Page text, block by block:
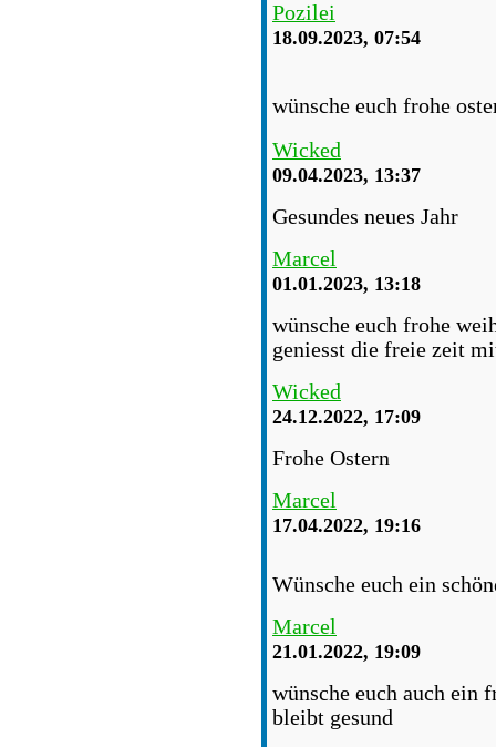
Pozilei
18.09.2023, 07:54
wünsche euch frohe
Wicked
09.04.2023, 13:37
Gesundes neues Jahr
Marcel
01.01.2023, 13:18
wünsche euch frohe
geniesst die freie zeit
Wicked
24.12.2022, 17:09
Frohe Ostern
Marcel
17.04.2022, 19:16
Wünsche euch ein
Marcel
21.01.2022, 19:09
wünsche euch auch ein
bleibt gesund